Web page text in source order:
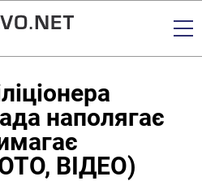
наполягає
ВІДЕО)